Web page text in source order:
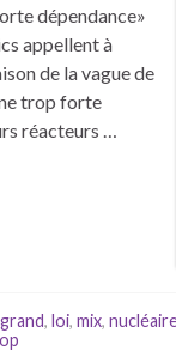
dépendance»
appellent à
de la vague de
trop forte
réacteurs …
grand, loi, mix,